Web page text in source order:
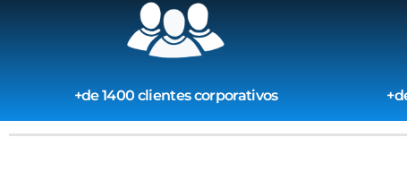
+de 1400 clientes corporativos